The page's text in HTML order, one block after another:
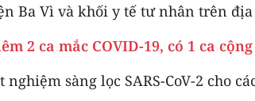
Ba Vì và khối y tế tư nhân trên
2 ca mắc COVID-19, có 1 ca
sàng lọc SARS-CoV-2 cho